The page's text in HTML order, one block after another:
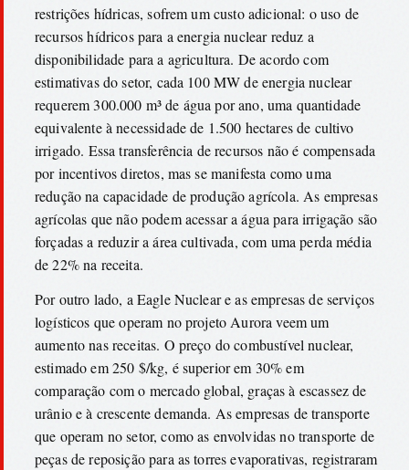
restrições hídricas, sofrem um custo adicional: o uso de
recursos hídricos para a energia nuclear reduz a
disponibilidade para a agricultura. De acordo com
estimativas do setor, cada 100 MW de energia nuclear
requerem 300.000 m³ de água por ano, uma quantidade
equivalente à necessidade de 1.500 hectares de cultivo
irrigado. Essa transferência de recursos não é compensada
por incentivos diretos, mas se manifesta como uma
redução na capacidade de produção agrícola. As empresas
agrícolas que não podem acessar a água para irrigação são
forçadas a reduzir a área cultivada, com uma perda média
de 22% na receita.
Por outro lado, a Eagle Nuclear e as empresas de serviços
logísticos que operam no projeto Aurora veem um
aumento nas receitas. O preço do combustível nuclear,
estimado em 250 $/kg, é superior em 30% em
comparação com o mercado global, graças à escassez de
urânio e à crescente demanda. As empresas de transporte
que operam no setor, como as envolvidas no transporte de
peças de reposição para as torres evaporativas, registraram